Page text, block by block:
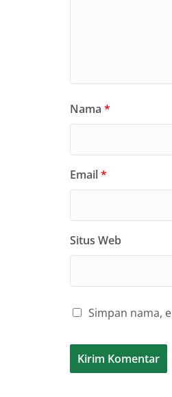
Nama *
Email*
Situs Web
Simpan nama,